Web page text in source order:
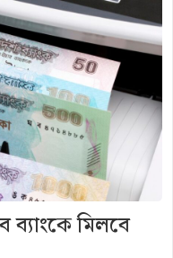
মিলবে